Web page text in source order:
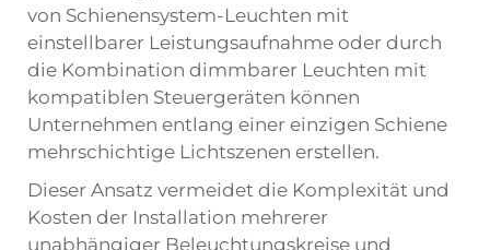
von Schienensystem-Leuchten mit
einstellbarer Leistungsaufnahme oder durch
die Kombination dimmbarer Leuchten mit
kompatiblen Steuergeräten können
Unternehmen entlang einer einzigen Schiene
mehrschichtige Lichtszenen erstellen.
Dieser Ansatz vermeidet die Komplexität und
Kosten der Installation mehrerer
unabhängiger Beleuchtungskreise und